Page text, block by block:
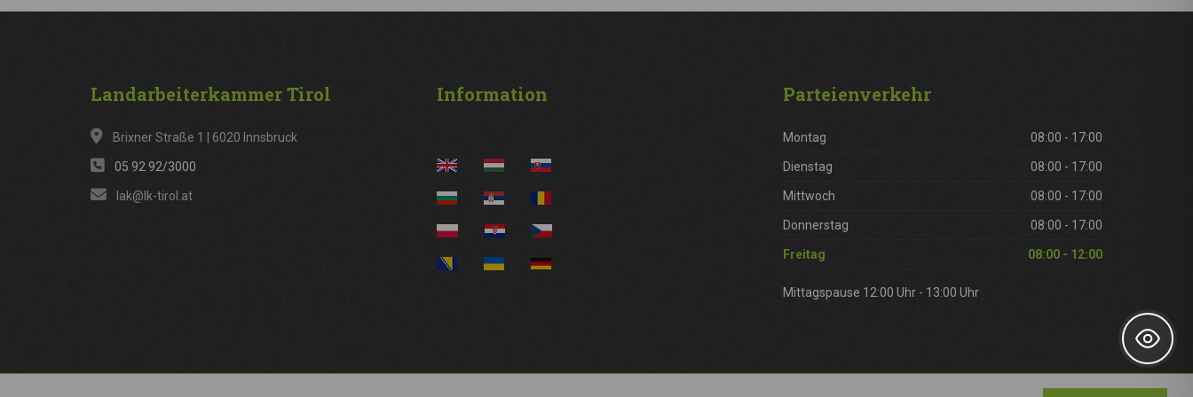
LandarbeiterkammerTirol
Brixner Straße 1 | 6020 Innsbruck
05 92 92/3000
lak@lk-tirol.at
Information Parteienverkehr
Montag 08:00 - 17:00
Dienstag 08:00 - 17:00
Mittwoch 08:00 - 17:00
Donnerstag 08:00 - 17:00
Freitag 08:00 - 12:00
Mittagspause 12:00 Uhr - 13:00 Uhr